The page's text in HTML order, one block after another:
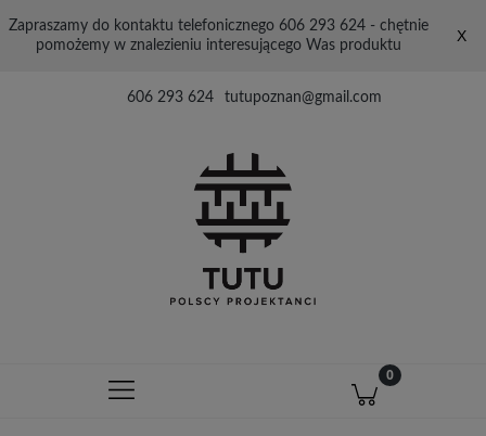
Zapraszamy do kontaktu telefonicznego 606 293 624 - chętnie
pomożemy w znalezieniu interesującego Was produktu
X
606 293 624 tutupoznan@gmail.com